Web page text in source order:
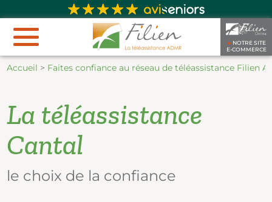
► NOTRE SITE
E-COMMERCE
Accueil > Faites confiance au réseau de téléassistance Filien
La téléassistance
Cantal
le choix de la confiance